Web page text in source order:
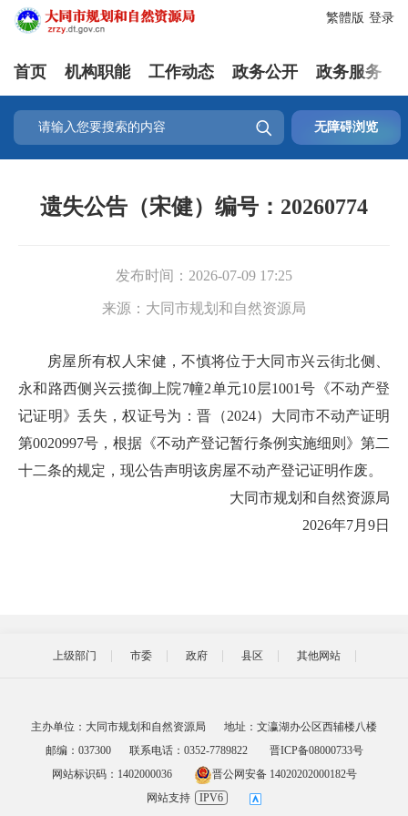
登录
繁體版
首页 机构职能 工作动态 政务公开 政务服务
 无障碍浏览
遗失公告（宋健）编号：20260774
发布时间： 2026-07-09 17:25
来源： 大同市规划和自然资源局
房屋所有权人宋健，不慎将位于大同市兴云街北侧、
永和路西侧兴云揽御上院7幢2单元10层1001号《不动产登
记证明》丢失，权证号为：晋（2024）大同市不动产证明
第0020997号，根据《不动产登记暂行条例实施细则》第二
十二条的规定，现公告声明该房屋不动产登记证明作废。
大同市规划和自然资源局
2026年7月9日
上级部门 市委 政府 县区 其他网站
主办单位：大同市规划和自然资源局
地址：文瀛湖办公区西辅楼八楼
邮编：037300
联系电话：0352-7789822
晋ICP备08000733号
网站标识码：1402000036
晋公网安备 14020202000182号
网站支持
IPV6